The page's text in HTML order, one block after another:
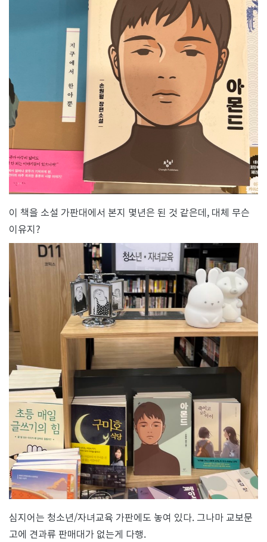
이 책을 소설 가판대에서 본지 몇년은 된 것 같은데, 대체 무슨
이유지?
심지어는 청소년/자녀교육 가판에도 놓여 있다. 그나마 교보문
고에 견과류 판매대가 없는게 다행.